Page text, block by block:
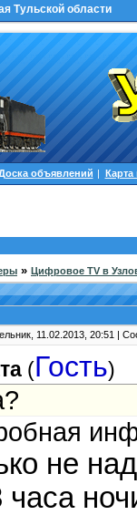
Тульской области
объявлений | Карта
» Цифровое TV в
11.02.2013, 20:51 |
(Гость)
не
часа